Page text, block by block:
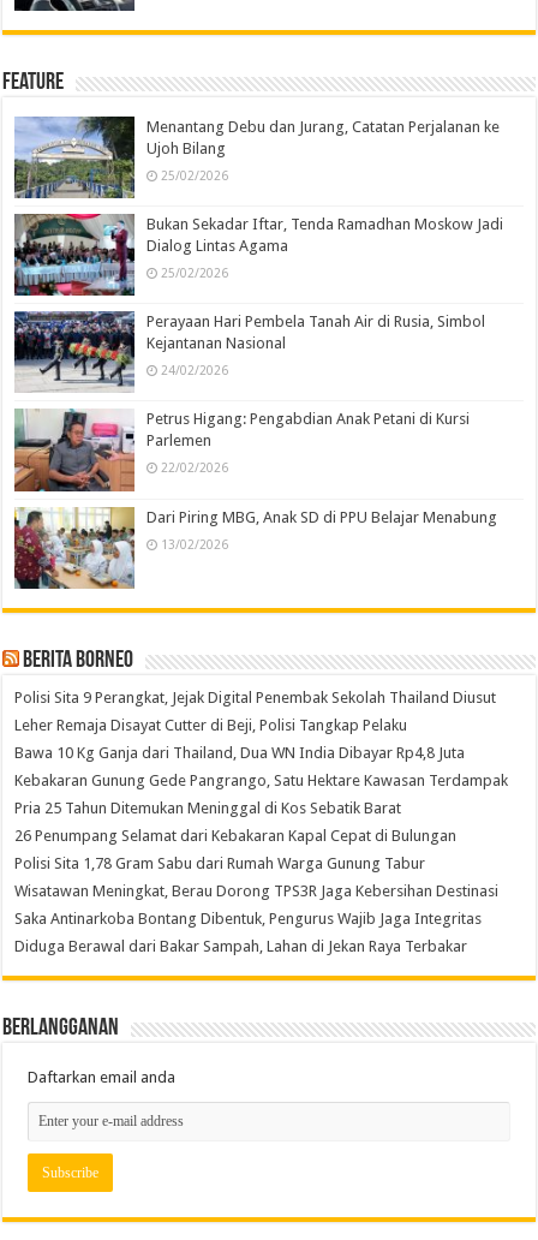
Feature
Menantang Debu dan Jurang, Catatan Perjalanan ke
Ujoh Bilang
25/02/2026
Bukan Sekadar Iftar, Tenda Ramadhan Moskow Jadi
Dialog Lintas Agama
25/02/2026
Perayaan Hari Pembela Tanah Air di Rusia, Simbol
Kejantanan Nasional
24/02/2026
Petrus Higang: Pengabdian Anak Petani di Kursi
Parlemen
22/02/2026
Dari Piring MBG, Anak SD di PPU Belajar Menabung
13/02/2026
Berita Borneo
Polisi Sita 9 Perangkat, Jejak Digital Penembak Sekolah Thailand Diusut
Leher Remaja Disayat Cutter di Beji, Polisi Tangkap Pelaku
Bawa 10 Kg Ganja dari Thailand, Dua WN India Dibayar Rp4,8 Juta
Kebakaran Gunung Gede Pangrango, Satu Hektare Kawasan Terdampak
Pria 25 Tahun Ditemukan Meninggal di Kos Sebatik Barat
26 Penumpang Selamat dari Kebakaran Kapal Cepat di Bulungan
Polisi Sita 1,78 Gram Sabu dari Rumah Warga Gunung Tabur
Wisatawan Meningkat, Berau Dorong TPS3R Jaga Kebersihan Destinasi
Saka Antinarkoba Bontang Dibentuk, Pengurus Wajib Jaga Integritas
Diduga Berawal dari Bakar Sampah, Lahan di Jekan Raya Terbakar
Berlangganan
Daftarkan email anda